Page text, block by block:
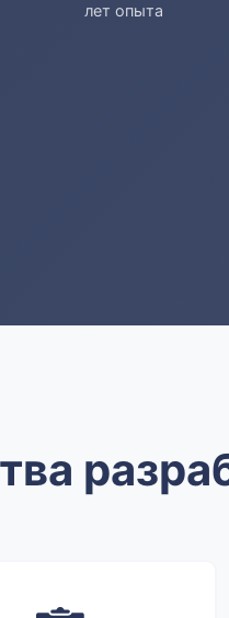
лет опыта